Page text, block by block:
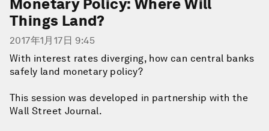
Monetary Policy: Where Will
Things Land?
2017年1月17日 9:45
With interest rates diverging, how can central banks
safely land monetary policy?
This session was developed in partnership with the
Wall Street Journal.